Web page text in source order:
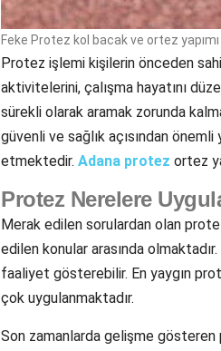
Feke Protez kol bacak ve ortez
Protez işlemi kişilerin önceden
aktivitelerini, çalışma hayatını
sürekli olarak aramak zorunda
güvenli ve sağlık açısından
etmektedir. Adana protez ortez
Protez Nerelere
Merak edilen sorulardan olan
edilen konular arasında
faaliyet gösterebilir. En yaygın
çok uygulanmaktadır.
Son zamanlarda gelişme